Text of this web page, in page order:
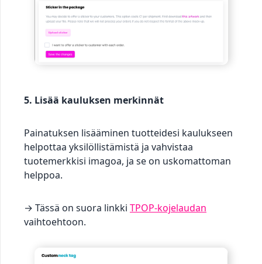
5. Lisää kauluksen merkinnät
Painatuksen lisääminen tuotteidesi kaulukseen
helpottaa yksilöllistämistä ja vahvistaa
tuotemerkkisi imagoa, ja se on uskomattoman
helppoa.
→ Tässä on suora linkki TPOP-kojelaudan
vaihtoehtoon.